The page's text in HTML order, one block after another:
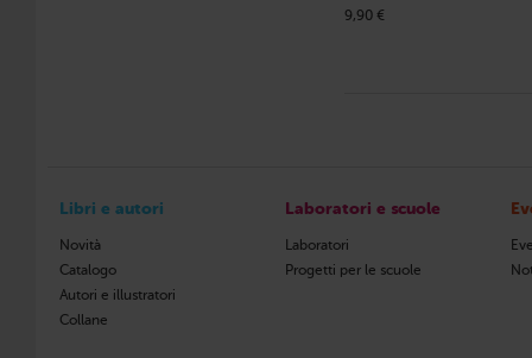
9,90 €
Libri e autori
Novità
Catalogo
Autori e illustratori
Collane
Laboratori e scuole
Laboratori
Progetti per le scuole